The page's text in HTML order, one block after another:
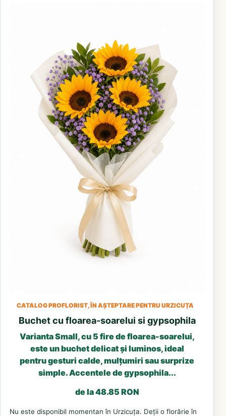
CATALOG PROFLORIST, ÎN AȘTEPTARE PENTRU URZICUȚA
Buchet cu floarea-soarelui si gypsophila
Varianta Small, cu 5 fire de floarea-soarelui,
este un buchet delicat și luminos, ideal
pentru gesturi calde, mulțumiri sau surprize
simple. Accentele de gypsophila...
de la 48.85 RON
Nu este disponibil momentan în Urzicuța. Deții o florărie în